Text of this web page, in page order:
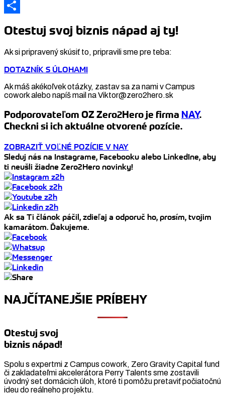
Link
LinkedIn
Otestuj svoj biznis nápad aj ty!
Ak si pripravený skúsiť to, pripravili sme pre teba:
DOTAZNÍK S ÚLOHAMI
Ak máš akékoľvek otázky, zastav sa za nami v Campus
cowork alebo napíš mail na Viktor@zero2hero.sk
Podporovateľom OZ Zero2Hero je firma NAY.
Checkni si ich aktuálne otvorené pozície.
ZOBRAZIŤ VOĽNÉ POZÍCIE V NAY
Sleduj nás na Instagrame, Facebooku alebo LinkedIne, aby
ti neušli žiadne Zero2Hero novinky!
Ak sa Ti článok páčil, zdieľaj a odporuč ho, prosím, tvojim
kamarátom. Ďakujeme.
NAJČÍTANEJŠIE PRÍBEHY
Otestuj svoj
biznis nápad!
Spolu s expertmi z Campus cowork, Zero Gravity Capital fund
či zakladateľmi akcelerátora Perry Talents sme zostavili
úvodný set domácich úloh, ktoré ti pomôžu pretaviť počiatočnú
ideu do reálneho projektu.